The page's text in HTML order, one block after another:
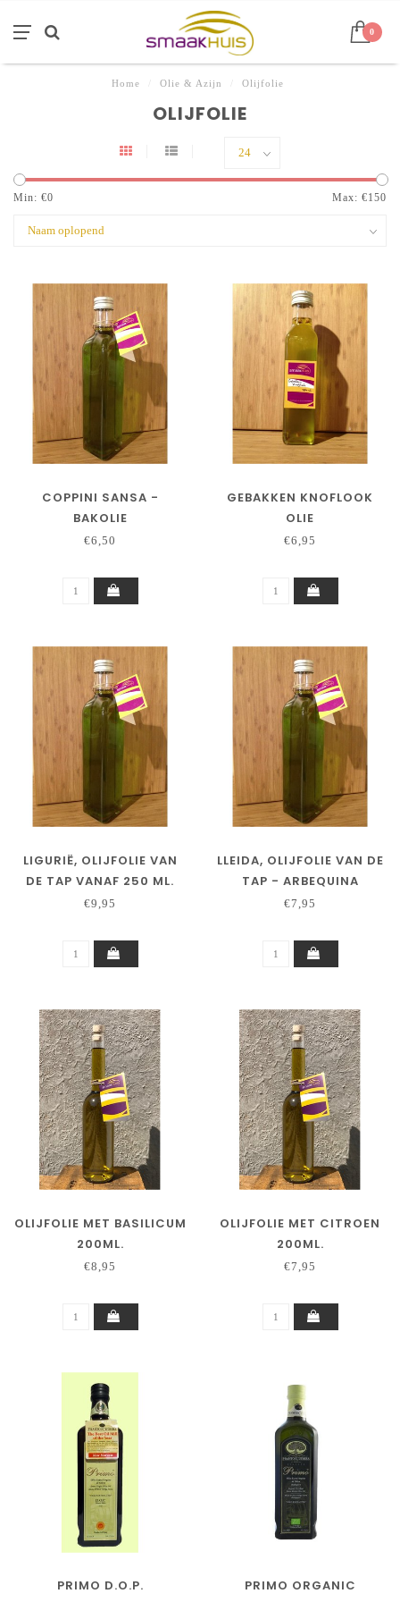
0
Home Olie & Azijn Olijfolie
OLIJFOLIE
Min: €0 Max: €150
COPPINI SANSA -
BAKOLIE
€6,50
GEBAKKEN KNOFLOOK
OLIE
€6,95
LIGURIË, OLIJFOLIE VAN
DE TAP VANAF 250 ML.
€9,95
LLEIDA, OLIJFOLIE VAN DE
TAP - ARBEQUINA
€7,95
OLIJFOLIE MET BASILICUM
200ML.
€8,95
OLIJFOLIE MET CITROEN
200ML.
€7,95
PRIMO D.O.P. PRIMO ORGANIC